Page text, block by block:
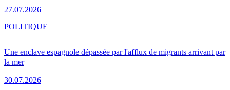
27.07.2026
Une enclave espagnole dépassée par l'afflux de migrants arrivant par
la mer
30.07.2026
POLITIQUE